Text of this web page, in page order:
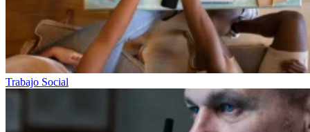
Trabajo Social